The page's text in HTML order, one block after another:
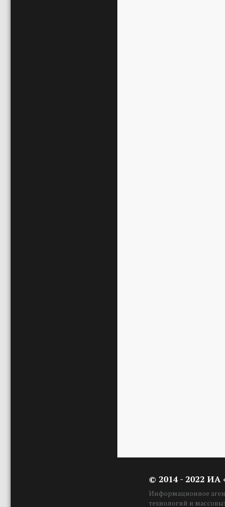
© 2014 - 2022 ИА
Информационное
технологий и